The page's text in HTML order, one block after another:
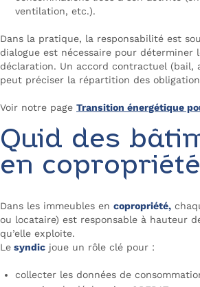
ventilation, etc.).
Dans la pratique, la responsabilité est
dialogue est nécessaire pour déterminer
déclaration. Un accord contractuel (bail,
peut préciser la répartition des
Voir notre page Transition énergétique
Quid des
en
Dans les immeubles en copropriété,
ou locataire) est responsable à hauteur
qu’elle exploite.
Le syndic joue un rôle clé pour :
collecter les données de